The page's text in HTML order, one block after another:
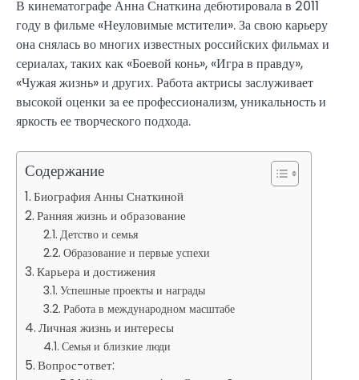
В кинематографе Анна Снаткина дебютировала в 2011
году в фильме «Неуловимые мстители». За свою карьеру
она снялась во многих известных российских фильмах и
сериалах, таких как «Боевой конь», «Игра в правду»,
«Чужая жизнь» и других. Работа актрисы заслуживает
высокой оценки за ее профессионализм, уникальность и
яркость ее творческого подхода.
Содержание
Биография Анны Снаткиной
Ранняя жизнь и образование
Детство и семья
Образование и первые успехи
Карьера и достижения
Успешные проекты и награды
Работа в международном масштабе
Личная жизнь и интересы
Семья и близкие люди
Вопрос-ответ: